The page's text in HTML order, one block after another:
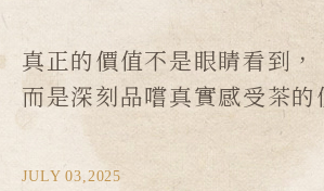
真正的價值不是眼睛看到，
而是深刻品嚐真實感受茶的
JULY 03,2025